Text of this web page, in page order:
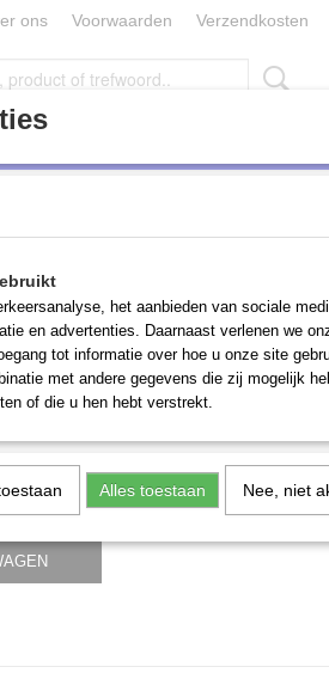
ons Voorwaarden Verzendkosten
divers
btw 21%)
het aanbieden van sociale
en advertenties. Daarnaast verlenen we
tot informatie over hoe u onze site
met andere gegevens die zij mogelijk
of die u hen hebt verstrekt.
Alles toestaan Nee, niet